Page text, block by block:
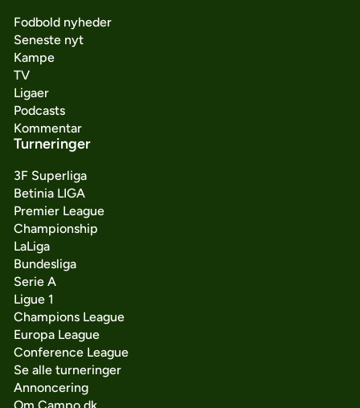
Fodbold nyheder
Seneste nyt
Kampe
TV
Ligaer
Podcasts
Kommentar
Turneringer
3F Superliga
Betinia LIGA
Premier League
Championship
LaLiga
Bundesliga
Serie A
Ligue 1
Champions League
Europa League
Conference League
Se alle turneringer
Annoncering